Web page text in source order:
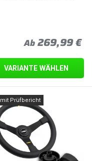
Normaler
Ab269,99 €
VARIANTE WÄHLEN
mit Prüfbericht